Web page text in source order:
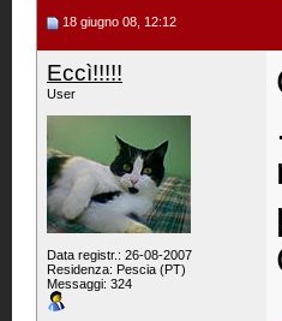
18 giugno 08, 12:12
Eccì!!!!!
User
Data registr.: 26-08-2007
Residenza: Pescia (PT)
Messaggi: 324